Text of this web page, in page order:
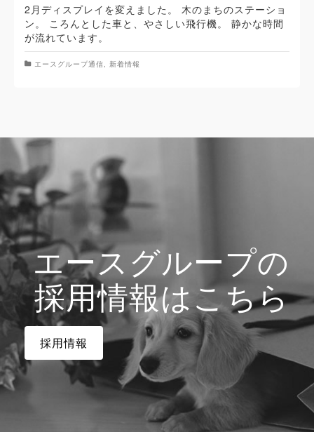
2月ディスプレイを変えました。 木のまちのステーショ
ン。 ころんとした車と、やさしい飛行機。 静かな時間
が流れています。
エースグループ通信 新着情報
エースグループの
採用情報はこちら
採用情報